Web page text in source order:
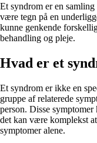
Et syndrom er en
være tegn på en
kunne genkende
behandling og pleje.
Hvad er et
Et syndrom er ikke en
gruppe af relaterede
person. Disse
det kan være komplekst
symptomer alene.